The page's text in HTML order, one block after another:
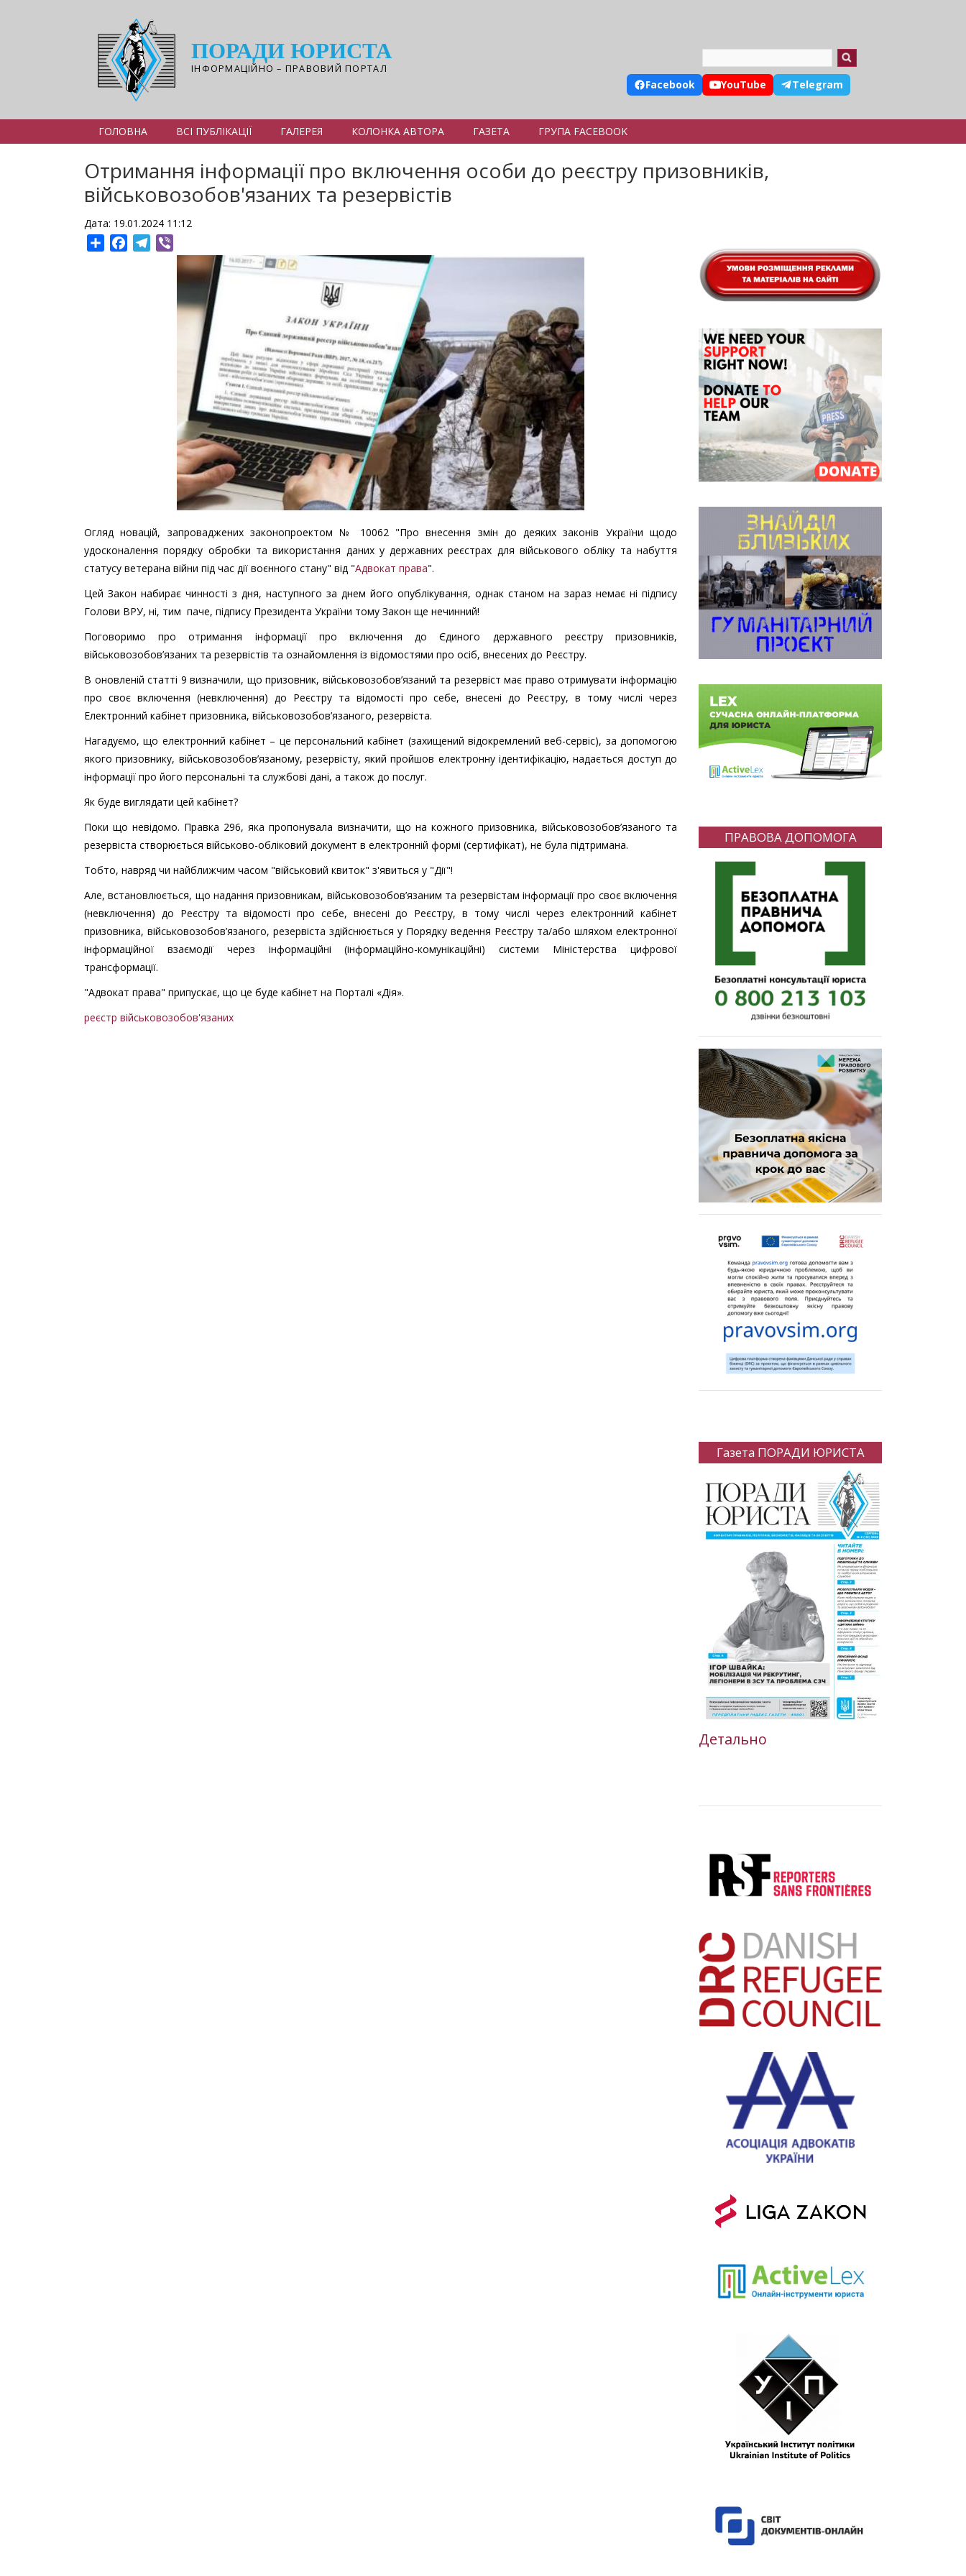
ПОРАДИ ЮРИСТА
ІНФОРМАЦІЙНО – ПРАВОВИЙ ПОРТАЛ
Facebook YouTube Telegram
ГОЛОВНА ВСІ ПУБЛІКАЦІЇ ГАЛЕРЕЯ КОЛОНКА АВТОРА ГАЗЕТА ГРУПА FACEBOOK
Отримання інформації про включення особи до реєстру призовників,
військовозобов'язаних та резервістів
Дата: 19.01.2024 11:12
ShareFacebookTelegram
Огляд новацій, запроваджених законопроектом № 10062 "Про внесення змін до деяких законів України щодо
удосконалення порядку обробки та використання даних у державних реєстрах для військового обліку та набуття
статусу ветерана війни під час дії воєнного стану" від "Адвокат права".
Цей Закон набирає чинності з дня, наступного за днем його опублікування, однак станом на зараз немає ні підпису
Голови ВРУ, ні, тим паче, підпису Президента України тому Закон ще нечинний!
Поговоримо про отримання інформації про включення до Єдиного державного реєстру призовників,
військовозобов’язаних та резервістів та ознайомлення із відомостями про осіб, внесених до Реєстру.
В оновленій статті 9 визначили, що призовник, військовозобов’язаний та резервіст має право отримувати інформацію
про своє включення (невключення) до Реєстру та відомості про себе, внесені до Реєстру, в тому числі через
Електронний кабінет призовника, військовозобов’язаного, резервіста.
Нагадуємо, що електронний кабінет – це персональний кабінет (захищений відокремлений веб-сервіс), за допомогою
якого призовнику, військовозобов’язаному, резервісту, який пройшов електронну ідентифікацію, надається доступ до
інформації про його персональні та службові дані, а також до послуг.
Як буде виглядати цей кабінет?
Поки що невідомо. Правка 296, яка пропонувала визначити, що на кожного призовника, військовозобов’язаного та
резервіста створюється військово-обліковий документ в електронній формі (сертифікат), не була підтримана.
Тобто, навряд чи найближчим часом "військовий квиток" з'явиться у "Дії"!
Але, встановлюється, що надання призовникам, військовозобов’язаним та резервістам інформації про своє включення
(невключення) до Реєстру та відомості про себе, внесені до Реєстру, в тому числі через електронний кабінет
призовника, військовозобов’язаного, резервіста здійснюється у Порядку ведення Реєстру та/або шляхом електронної
інформаційної взаємодії через інформаційні (інформаційно-комунікаційні) системи Міністерства цифрової
трансформації.
"Адвокат права" припускає, що це буде кабінет на Порталі «Дія».
реєстр військовозобов'язаних
ПРАВОВА ДОПОМОГА
Газета ПОРАДИ ЮРИСТА
Детально